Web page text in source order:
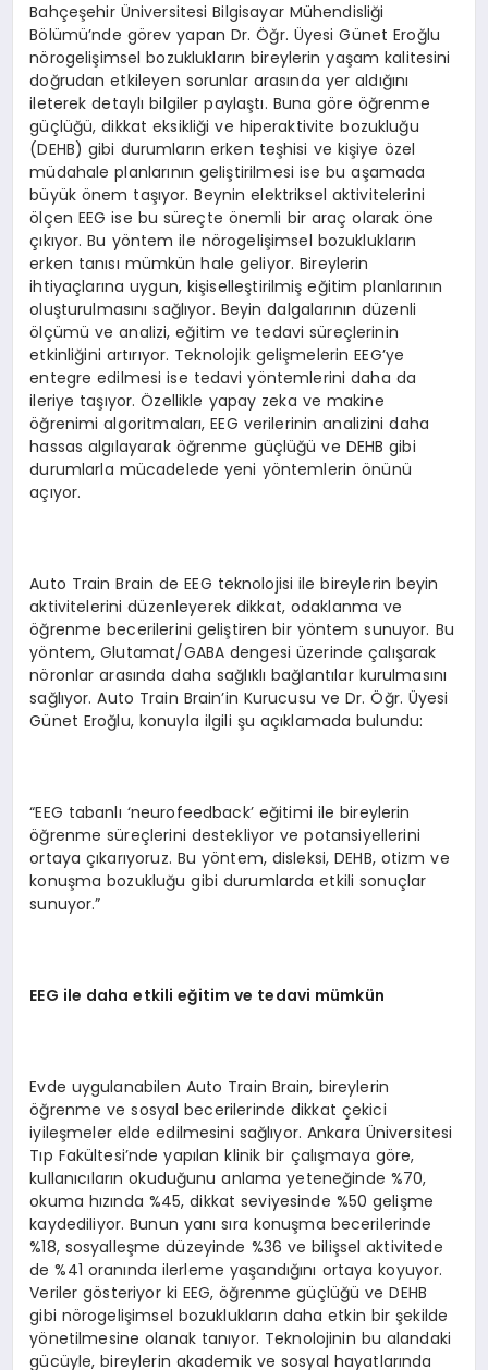
Bahçeşehir Üniversitesi Bilgisayar Mühendisliği
Bölümü’nde görev yapan Dr. Öğr. Üyesi Günet Eroğlu
nörogelişimsel bozuklukların bireylerin yaşam kalitesini
doğrudan etkileyen sorunlar arasında yer aldığını
ileterek detaylı bilgiler paylaştı. Buna göre öğrenme
güçlüğü, dikkat eksikliği ve hiperaktivite bozukluğu
(DEHB) gibi durumların erken teşhisi ve kişiye özel
müdahale planlarının geliştirilmesi ise bu aşamada
büyük önem taşıyor. Beynin elektriksel aktivitelerini
ölçen EEG ise bu süreçte önemli bir araç olarak öne
çıkıyor. Bu yöntem ile nörogelişimsel bozuklukların
erken tanısı mümkün hale geliyor. Bireylerin
ihtiyaçlarına uygun, kişiselleştirilmiş eğitim planlarının
oluşturulmasını sağlıyor. Beyin dalgalarının düzenli
ölçümü ve analizi, eğitim ve tedavi süreçlerinin
etkinliğini artırıyor. Teknolojik gelişmelerin EEG’ye
entegre edilmesi ise tedavi yöntemlerini daha da
ileriye taşıyor. Özellikle yapay zeka ve makine
öğrenimi algoritmaları, EEG verilerinin analizini daha
hassas algılayarak öğrenme güçlüğü ve DEHB gibi
durumlarla mücadelede yeni yöntemlerin önünü
açıyor.
Auto Train Brain de EEG teknolojisi ile bireylerin beyin
aktivitelerini düzenleyerek dikkat, odaklanma ve
öğrenme becerilerini geliştiren bir yöntem sunuyor. Bu
yöntem, Glutamat/GABA dengesi üzerinde çalışarak
nöronlar arasında daha sağlıklı bağlantılar kurulmasını
sağlıyor. Auto Train Brain’in Kurucusu ve Dr. Öğr. Üyesi
Günet Eroğlu, konuyla ilgili şu açıklamada bulundu:
“EEG tabanlı ‘neurofeedback’ eğitimi ile bireylerin
öğrenme süreçlerini destekliyor ve potansiyellerini
ortaya çıkarıyoruz. Bu yöntem, disleksi, DEHB, otizm ve
konuşma bozukluğu gibi durumlarda etkili sonuçlar
sunuyor.”
EEG ile daha etkili eğitim ve tedavi mümkün
Evde uygulanabilen Auto Train Brain, bireylerin
öğrenme ve sosyal becerilerinde dikkat çekici
iyileşmeler elde edilmesini sağlıyor. Ankara Üniversitesi
Tıp Fakültesi’nde yapılan klinik bir çalışmaya göre,
kullanıcıların okuduğunu anlama yeteneğinde %70,
okuma hızında %45, dikkat seviyesinde %50 gelişme
kaydediliyor. Bunun yanı sıra konuşma becerilerinde
%18, sosyalleşme düzeyinde %36 ve bilişsel aktivitede
de %41 oranında ilerleme yaşandığını ortaya koyuyor.
Veriler gösteriyor ki EEG, öğrenme güçlüğü ve DEHB
gibi nörogelişimsel bozuklukların daha etkin bir şekilde
yönetilmesine olanak tanıyor. Teknolojinin bu alandaki
gücüyle, bireylerin akademik ve sosyal hayatlarında